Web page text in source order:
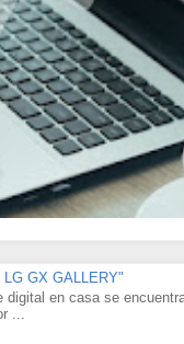
LG GX GALLERY"
digital en casa se
...